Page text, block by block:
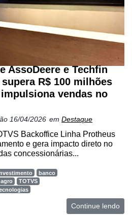
AssoDeere e Techfin
supera R$ 100 milhões
vendas no
16/04/2026 em Destaque
Backoffice Linha Protheus
e gera impacto direto no
concessionárias...
banco
agro
TOTVS
Continue lendo